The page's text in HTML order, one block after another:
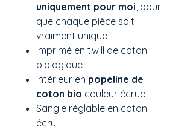
uniquement pour moi, pour
que chaque pièce soit
vraiment unique
Imprimé en twill de coton
biologique
Intérieur en popeline de
coton bio couleur écrue
Sangle réglable en coton
écru